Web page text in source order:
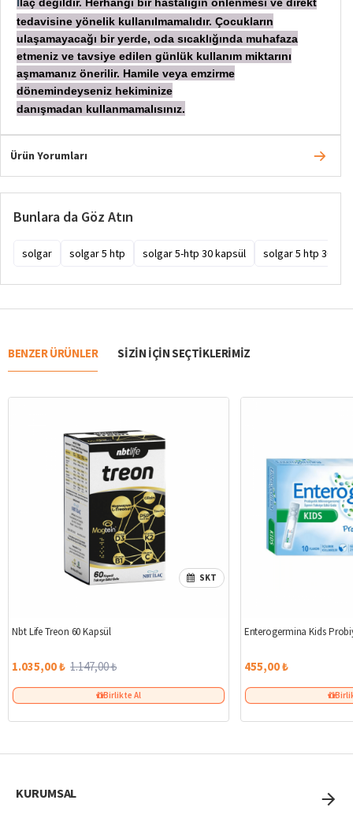
tedavisine yönelik kullanılmamalıdır. Çocukların
ulaşamayacağı bir yerde, oda sıcaklığında muhafaza
etmeniz ve tavsiye edilen günlük kullanım miktarını
aşmamanız önerilir. Hamile veya emzirme
dönemindeyseniz hekiminize
danışmadan kullanmamalısınız.
Ürün Yorumları
Bunlara da Göz Atın
solgar solgar 5 htp solgar 5-htp 30 kapsül solgar 5 htp 30
BENZER ÜRÜNLER SIZIN IÇIN SEÇTIKLERIMIZ
SKT
Nbt Life Treon 60 Kapsül
1.035,00 ₺ 1.147,00 ₺
Birlikte Al
Enterogermina Kids
455,00 ₺
KURUMSAL